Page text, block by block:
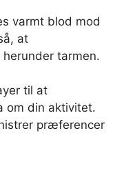
varmt blod mod
at
tarmen.
til at
om din aktivitet.
præferencer